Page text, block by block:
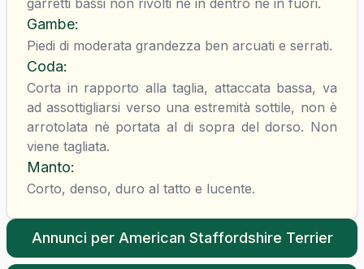
Annunci per American Staffordshire Terrier
garretti bassi non rivolti nè in dentro nè in fuori.
Gambe:
Piedi di moderata grandezza ben arcuati e serrati.
Coda:
Corta in rapporto alla taglia, attaccata bassa, va
ad assottigliarsi verso una estremità sottile, non è
arrotolata nè portata al di sopra del dorso. Non
viene tagliata.
Manto:
Corto, denso, duro al tatto e lucente.